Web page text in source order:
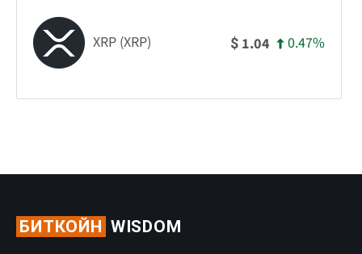
XRP (XRP) $ 1.04 0.47%
БИТКОЙН WISDOM